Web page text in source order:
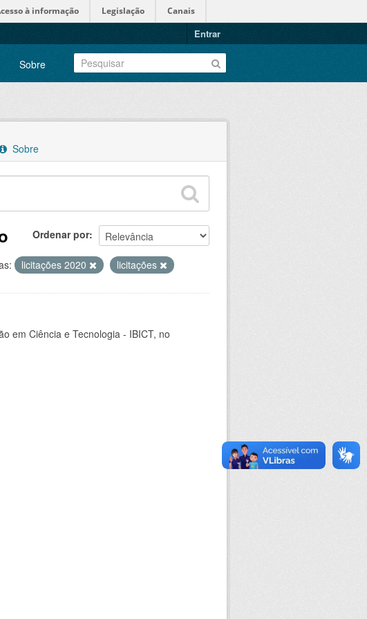
à informação Legislação Canais
Entrar
Sobre
Sobre
Ordenar por
licitações 2020 licitações
em Ciência e Tecnologia - IBICT, no